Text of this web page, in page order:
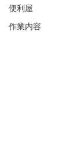
便利屋
作業内容